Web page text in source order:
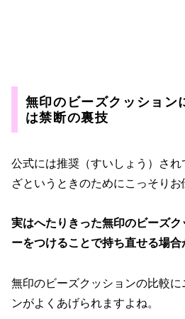
無印のビーズクッション
は禁断の裏技
公式には推奨（すいしょう）さ
ざというときのためにこっそりお
実はへたりきった無印のビーズ
ーをつけることで持ち直せる場合
無印のビーズクッションの比較
ンがよくあげられますよね。